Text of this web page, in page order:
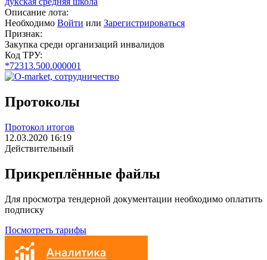
Описание лота:
Необходимо Войти или Зарегистрироваться
Признак:
Закупка среди организаций инвалидов
Код ТРУ:
*72313.500.000001
Протоколы
Протокол итогов
12.03.2020 16:19
Действительный
Прикреплённые файлы
Для просмотра тендерной документации необходимо оплатить
подписку
Посмотреть тарифы